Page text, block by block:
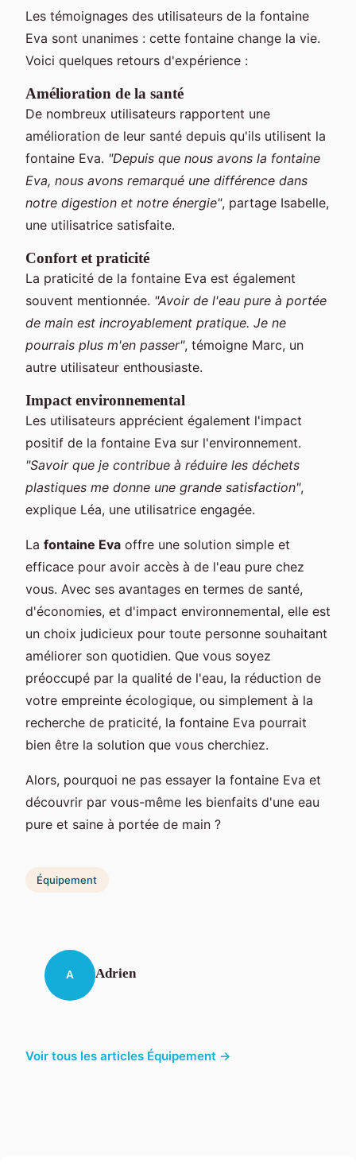
Les témoignages des utilisateurs de la fontaine
Eva sont unanimes : cette fontaine change la vie.
Voici quelques retours d'expérience :
Amélioration de la santé
De nombreux utilisateurs rapportent une
amélioration de leur santé depuis qu'ils utilisent la
fontaine Eva. "Depuis que nous avons la fontaine
Eva, nous avons remarqué une différence dans
notre digestion et notre énergie", partage Isabelle,
une utilisatrice satisfaite.
Confort et praticité
La praticité de la fontaine Eva est également
souvent mentionnée. "Avoir de l'eau pure à portée
de main est incroyablement pratique. Je ne
pourrais plus m'en passer", témoigne Marc, un
autre utilisateur enthousiaste.
Impact environnemental
Les utilisateurs apprécient également l'impact
positif de la fontaine Eva sur l'environnement.
"Savoir que je contribue à réduire les déchets
plastiques me donne une grande satisfaction",
explique Léa, une utilisatrice engagée.
La fontaine Eva offre une solution simple et
efficace pour avoir accès à de l'eau pure chez
vous. Avec ses avantages en termes de santé,
d'économies, et d'impact environnemental, elle est
un choix judicieux pour toute personne souhaitant
améliorer son quotidien. Que vous soyez
préoccupé par la qualité de l'eau, la réduction de
votre empreinte écologique, ou simplement à la
recherche de praticité, la fontaine Eva pourrait
bien être la solution que vous cherchiez.
Alors, pourquoi ne pas essayer la fontaine Eva et
découvrir par vous-même les bienfaits d'une eau
pure et saine à portée de main ?
Équipement
A Adrien
Voir tous les articles Équipement →